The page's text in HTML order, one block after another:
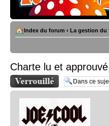
Index du forum ‹ La gestion du
Charte lu et approuvé
Sujet verrouillé